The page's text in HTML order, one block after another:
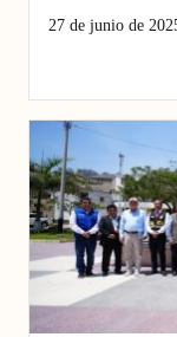
27 de junio de